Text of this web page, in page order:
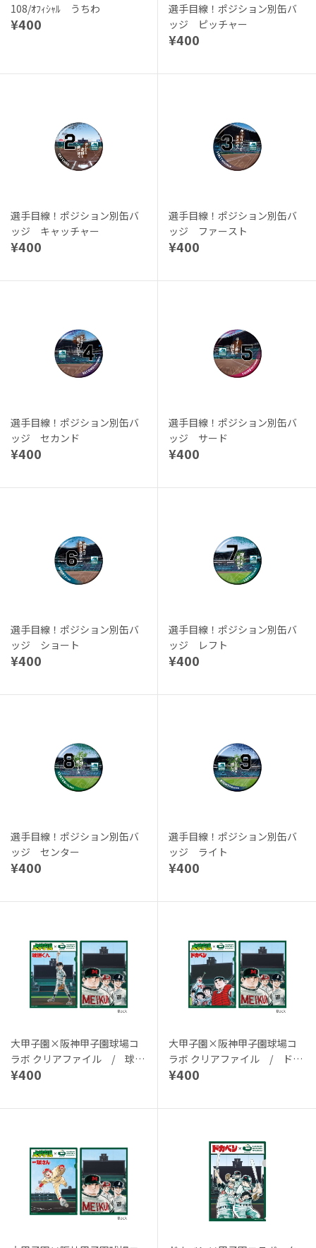
108/ｵﾌｨｼｬﾙ うちわ
¥400
選手目線！ポジション別缶バ
ッジ ピッチャー
¥400
選手目線！ポジション別缶バ
ッジ キャッチャー
¥400
選手目線！ポジション別缶バ
ッジ ファースト
¥400
選手目線！ポジション別缶バ
ッジ セカンド
¥400
選手目線！ポジション別缶バ
ッジ サード
¥400
選手目線！ポジション別缶バ
ッジ ショート
¥400
選手目線！ポジション別缶バ
ッジ レフト
¥400
選手目線！ポジション別缶バ
ッジ センター
¥400
選手目線！ポジション別缶バ
ッジ ライト
¥400
大甲子園×阪神甲子園球場コ
ラボ クリアファイル / 球道
くん
¥400
大甲子園×阪神甲子園球場コ
ラボ クリアファイル / ドカ
ベン
¥400